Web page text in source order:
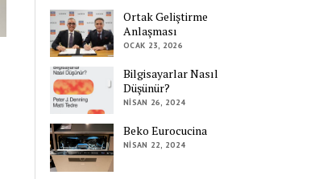
Ortak Geliştirme
Anlaşması
OCAK 23, 2026
Bilgisayarlar Nasıl
Düşünür?
NISAN 26, 2024
Beko Eurocucina
NISAN 22, 2024